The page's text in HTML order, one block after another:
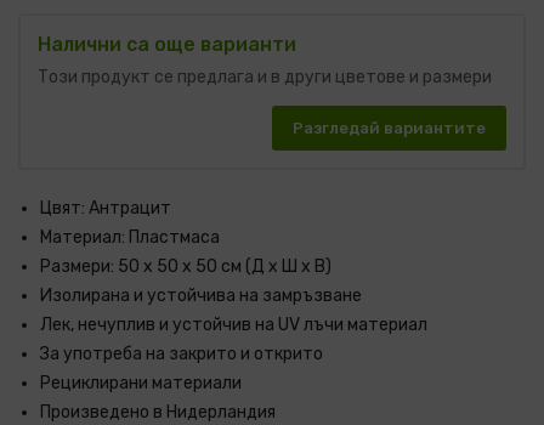
Налични са още варианти
Този продукт се предлага и в други цветове и размери
Разгледай вариантите
Цвят: Антрацит
Материал: Пластмаса
Размери: 50 x 50 x 50 см (Д x Ш x В)
Изолирана и устойчива на замръзване
Лек, нечуплив и устойчив на UV лъчи материал
За употреба на закрито и открито
Рециклирани материали
Произведено в Нидерландия